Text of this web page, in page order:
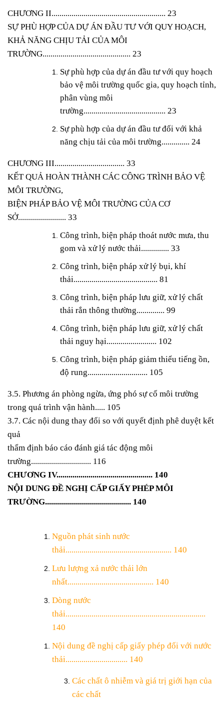
CHƯƠNG II......................................................... 23
SỰ PHÙ HỢP CỦA DỰ ÁN ĐẦU TƯ VỚI QUY HOẠCH,
KHẢ NĂNG CHỊU TẢI CỦA MÔI
TRƯỜNG............................................ 23
Sự phù hợp của dự án đầu tư với quy hoạch
bảo vệ môi trường quốc gia, quy hoạch tỉnh,
phân vùng môi
trường......................................... 23
Sự phù hợp của dự án đầu tư đối với khả
năng chịu tải của môi trường.............. 24
CHƯƠNG III................................... 33
KẾT QUẢ HOÀN THÀNH CÁC CÔNG TRÌNH BẢO VỆ
MÔI TRƯỜNG,
BIỆN PHÁP BẢO VỆ MÔI TRƯỜNG CỦA CƠ
SỞ........................ 33
Công trình, biện pháp thoát nước mưa, thu
gom và xử lý nước thải.............. 33
Công trình, biện pháp xử lý bụi, khí
thải.......................................... 81
Công trình, biện pháp lưu giữ, xử lý chất
thải rắn thông thường.............. 99
Công trình, biện pháp lưu giữ, xử lý chất
thải nguy hại......................... 102
Công trình, biện pháp giảm thiểu tiếng ồn,
độ rung.............................. 105
3.5. Phương án phòng ngừa, ứng phó sự cố môi trường
trong quá trình vận hành..... 105
3.7. Các nội dung thay đổi so với quyết định phê duyệt kết
quả
thẩm định báo cáo đánh giá tác động môi
trường.............................. 116
CHƯƠNG IV................................................ 140
NỘI DUNG ĐỀ NGHỊ CẤP GIẤY PHÉP MÔI
TRƯỜNG........................................... 140
Nguồn phát sinh nước
thải..................................................... 140
Lưu lượng xả nước thải lớn
nhất........................................... 140
Dòng nước
thải......................................................................
140
Nội dung đề nghị cấp giấy phép đối với nước
thải............................... 140
Các chất ô nhiễm và giá trị giới hạn của
các chất